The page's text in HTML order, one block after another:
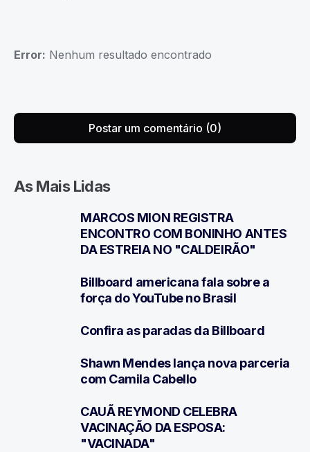
Error: Nenhum resultado encontrado
Postar um comentário (0)
As Mais Lidas
MARCOS MION REGISTRA
ENCONTRO COM BONINHO ANTES
DA ESTREIA NO "CALDEIRÃO"
Billboard americana fala sobre a
força do YouTube no Brasil
Confira as paradas da Billboard
Shawn Mendes lança nova parceria
com Camila Cabello
CAUÃ REYMOND CELEBRA
VACINAÇÃO DA ESPOSA:
"VACINADA"